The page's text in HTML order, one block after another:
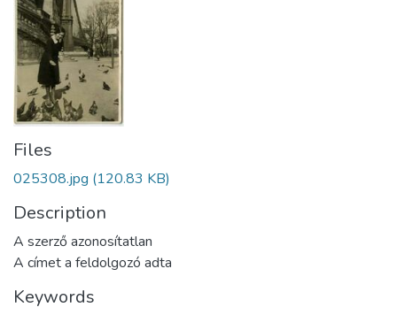
Files
025308.jpg (120.83 KB)
Description
A szerző azonosítatlan
A címet a feldolgozó adta
Keywords